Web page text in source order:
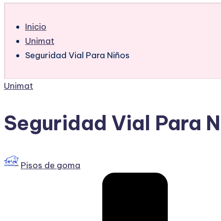
Inicio
Unimat
Seguridad Vial Para Niños
Publicado
Unimat
Seguridad Vial Para
PublicadoPisos de goma